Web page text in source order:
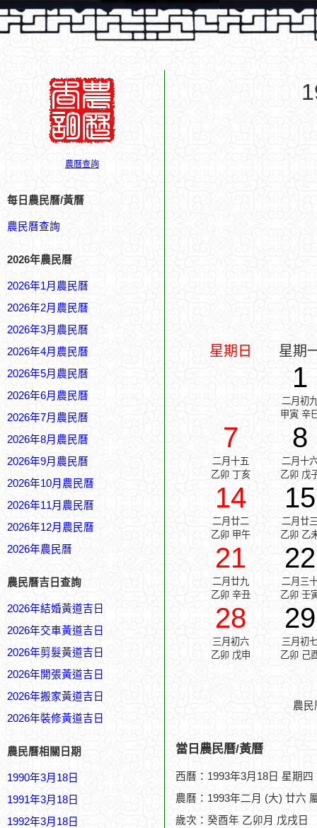
農曆查詢
每日農民曆/黃曆
農民曆查詢
2026年農民曆
2026年1月農民曆
2026年2月農民曆
2026年3月農民曆
2026年4月農民曆
2026年5月農民曆
2026年6月農民曆
2026年7月農民曆
2026年8月農民曆
2026年9月農民曆
2026年10月農民曆
2026年11月農民曆
2026年12月農民曆
2026年農民曆
農民曆吉日查詢
2026年結婚黃道吉日
2026年交車黃道吉日
2026年剪髮黃道吉日
2026年開張黃道吉日
2026年搬家黃道吉日
2026年裝修黃道吉日
農民曆相關日期
1990年3月18日
1991年3月18日
1992年3月18日
星期日 星期
1
二月初
甲寅 辛
7
二月十五
乙卯 丁亥
8
二月十
乙卯 戊
14
二月廿二
乙卯 甲午
15
二月廿
乙卯 乙
21
二月廿九
乙卯 辛丑
22
二月三
乙卯 壬
28
三月初六
乙卯 戊申
29
三月初
乙卯 己
農
當日農民曆/黃曆
西曆：1993年3月18日 星期四
農曆：1993年二月 (大) 廿六
歲次：癸酉年 乙卯月 戊戌日